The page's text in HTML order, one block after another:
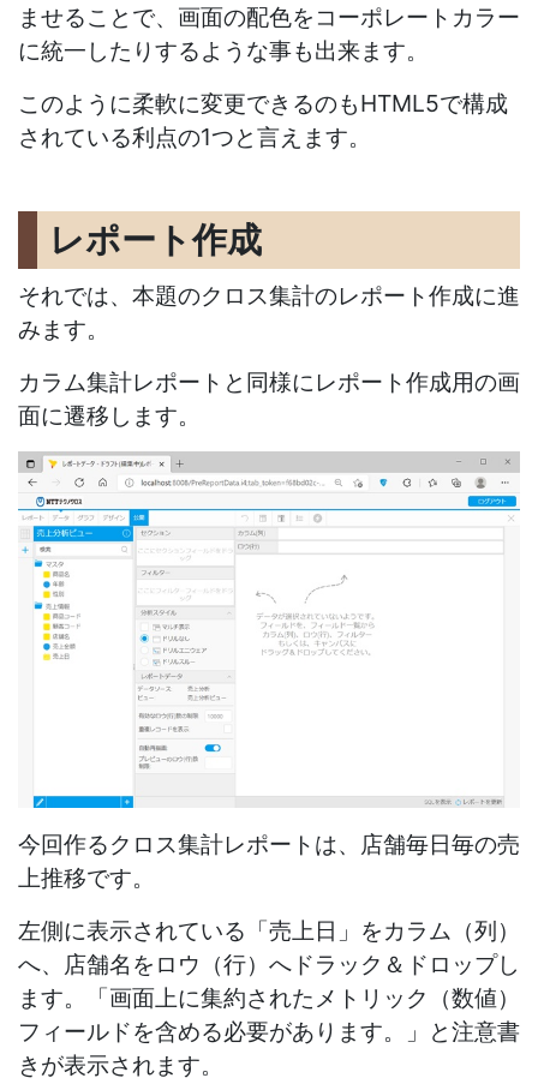
ませることで、画面の配色をコーポレートカラー
に統一したりするような事も出来ます。
このように柔軟に変更できるのもHTML5で構成
されている利点の1つと言えます。
レポート作成
それでは、本題のクロス集計のレポート作成に進
みます。
カラム集計レポートと同様にレポート作成用の画
面に遷移します。
今回作るクロス集計レポートは、店舗毎日毎の売
上推移です。
左側に表示されている「売上日」をカラム（列）
へ、店舗名をロウ（行）へドラック＆ドロップし
ます。
「画面上に集約されたメトリック（数値）
フィールドを含める必要があります。」と注意書
きが表示されます。